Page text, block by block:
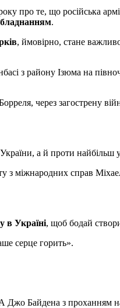
про те, що російська
.
, ймовірно, стане
з району Ізюма на
через загострену
а й проти найбільш
з міжнародних справ
в Україні, щоб бодай
серце горить».
Джо Байдена з проханням